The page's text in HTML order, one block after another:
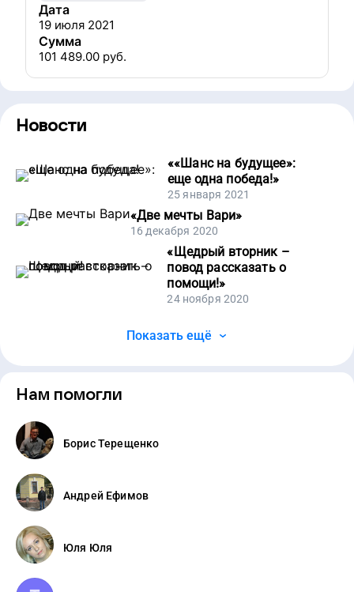
Дата
19 июля 2021
Сумма
101 489.00 руб.
Новости
««Шанс на будущее»:
еще одна победа!»
25 января 2021
«Две мечты Вари»
16 декабря 2020
«Щедрый вторник –
повод рассказать о
помощи!»
24 ноября 2020
Показать ещё
Нам помогли
Борис Терещенко
Андрей Ефимов
Юля Юля